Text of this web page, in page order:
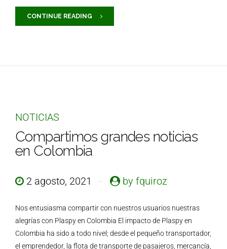
CONTINUE READING
NOTICIAS
Compartimos grandes noticias
en Colombia
2 agosto, 2021 by fquiroz
Nos entusiasma compartir con nuestros usuarios nuestras
alegrías con Plaspy en Colombia El impacto de Plaspy en
Colombia ha sido a todo nivel; desde el pequeño transportador,
el emprendedor, la flota de transporte de pasajeros, mercancía,